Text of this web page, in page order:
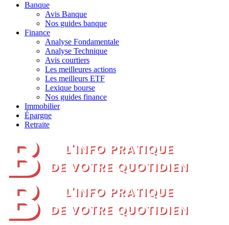
Banque
Avis Banque
Nos guides banque
Finance
Analyse Fondamentale
Analyse Technique
Avis courtiers
Les meilleures actions
Les meilleurs ETF
Lexique bourse
Nos guides finance
Immobilier
Épargne
Retraite